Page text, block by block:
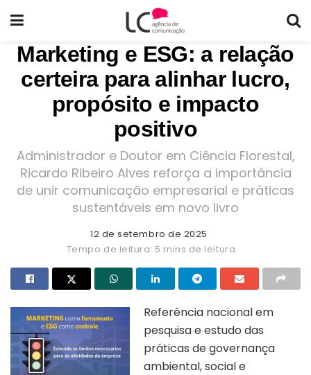
Marketing e ESG: a relação
certeira para alinhar lucro,
propósito e impacto
positivo
Administrador e Doutor em Ciência Florestal,
Ricardo Ribeiro Alves reforça a importância
de unir comunicação empresarial e práticas
sustentáveis em novo livro
12 de setembro de 2025
Tempo de leitura: 5 mins de leitura
Referência nacional em
pesquisa e estudo das
práticas de governança
ambiental, social e